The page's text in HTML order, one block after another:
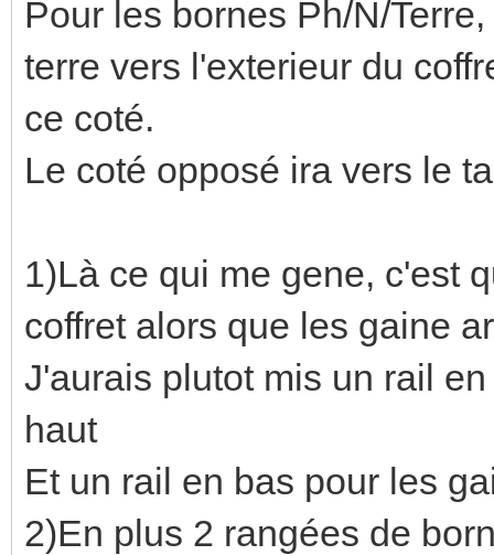
Pour les bornes Ph/N/
terre vers l'exterieur du
ce coté.
Le coté opposé ira vers le
1)Là ce qui me gene, c'est
coffret alors que les gaine
J'aurais plutot mis un rail
haut
Et un rail en bas pour les
2)En plus 2 rangées de